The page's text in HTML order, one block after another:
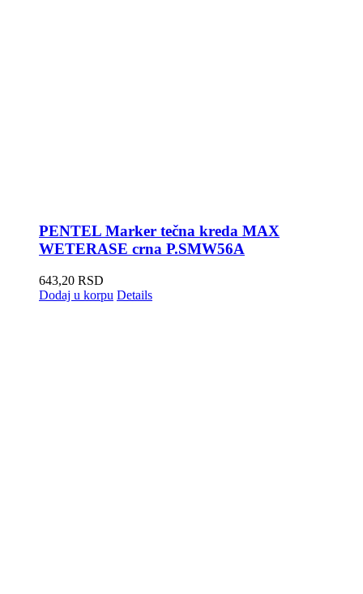
PENTEL Marker tečna kreda MAX
WETERASE crna P.SMW56A
643,20 RSD
Dodaj u korpu Details